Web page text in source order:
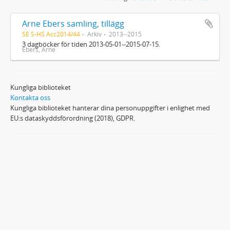
Arne Ebers samling, tillägg
SE S-HS Acc2014/44 Arkiv 2013--2015
3 dagböcker för tiden 2013-05-01--2015-07-15.
Ebers, Arne
Kungliga biblioteket
Kontakta oss
Kungliga biblioteket hanterar dina personuppgifter i enlighet med
EU:s dataskyddsförordning (2018), GDPR.